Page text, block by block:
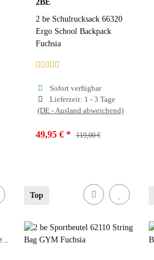
Navy
2BE
2 be Schulrucksack 66320
Ergo School Backpack
Fuchsia
Sofort verfügbar
Lieferzeit: 1 - 3 Tage
(DE - Ausland abweichend)
49,95 € * 119,00 €
Fuchsia Blue 055
Top